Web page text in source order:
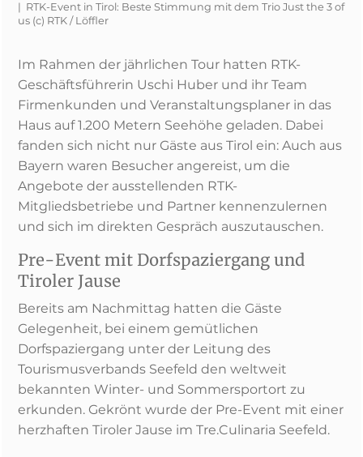
| RTK-Event in Tirol: Beste Stimmung mit dem Trio Just the 3 of
us (c) RTK / Löffler
Im Rahmen der jährlichen Tour hatten RTK-
Geschäftsführerin Uschi Huber und ihr Team
Firmenkunden und Veranstaltungsplaner in das
Haus auf 1.200 Metern Seehöhe geladen. Dabei
fanden sich nicht nur Gäste aus Tirol ein: Auch aus
Bayern waren Besucher angereist, um die
Angebote der ausstellenden RTK-
Mitgliedsbetriebe und Partner kennenzulernen
und sich im direkten Gespräch auszutauschen.
Pre-Event mit Dorfspaziergang und
Tiroler Jause
Bereits am Nachmittag hatten die Gäste
Gelegenheit, bei einem gemütlichen
Dorfspaziergang unter der Leitung des
Tourismusverbands Seefeld den weltweit
bekannten Winter- und Sommersportort zu
erkunden. Gekrönt wurde der Pre-Event mit einer
herzhaften Tiroler Jause im Tre.Culinaria Seefeld.